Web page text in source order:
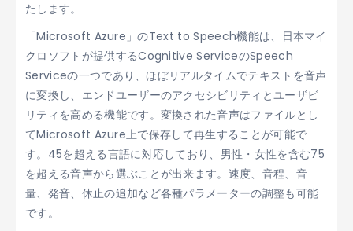
たします。
「Microsoft Azure」のText to Speech機能は、日本マイ
クロソフトが提供するCognitive ServiceのSpeech
Serviceの一つであり、ほぼリアルタイムでテキストを音声
に変換し、エンドユーザーのアクセシビリティとユーザビ
リティを高める機能です。変換された音声はファイルとし
てMicrosoft Azure上で保存して再生することが可能で
す。45を超える言語に対応しており、男性・女性を含む75
を超える音声から選ぶことが出来ます。速度、音程、音
量、発音、休止の追加など各種パラメーターの調整も可能
です。